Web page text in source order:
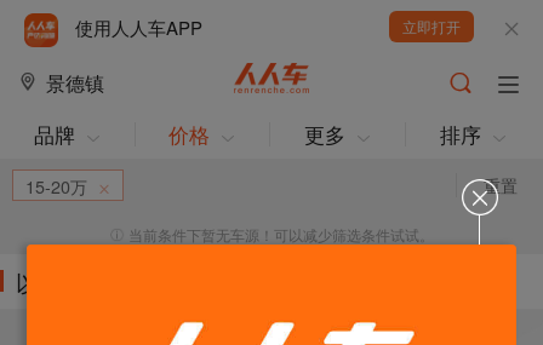
使用人人车APP 立即打开
景德镇
品牌 价格 更多 排序
重置
15-20万
当前条件下暂无车源！可以减少筛选条件试试。
以下车源的筛选条件为: